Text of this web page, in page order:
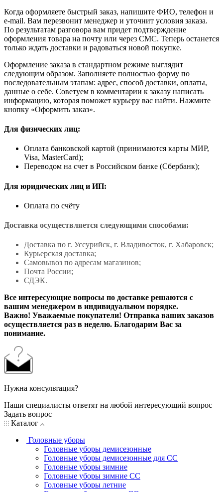
Когда оформляете быстрый заказ, напишите ФИО, телефон и
e-mail. Вам перезвонит менеджер и уточнит условия заказа.
По результатам разговора вам придет подтверждение
оформления товара на почту или через СМС. Теперь останется
только ждать доставки и радоваться новой покупке.
Оформление заказа в стандартном режиме выглядит
следующим образом. Заполняете полностью форму по
последовательным этапам: адрес, способ доставки, оплаты,
данные о себе. Советуем в комментарии к заказу написать
информацию, которая поможет курьеру вас найти. Нажмите
кнопку «Оформить заказ».
Для физических лиц:
Оплата банковской картой (принимаются карты МИР,
Visa, MasterCard);
Переводом на счет в Российском банке (Сбербанк);
Для юридических лиц и ИП:
Оплата по счёту
Доставка осуществляется следующими способами:
Доставка по г. Уссурийск, г. Владивосток, г. Хабаровск;
Курьерская доставка;
Самовывоз по адресам магазинов;
Почта России;
СДЭК.
Все интересующие вопросы по доставке решаются с
вашим менеджером в индивидуальном порядке.
Важно! Уважаемые покупатели! Отправка ваших заказов
осуществляется раз в неделю. Благодарим Вас за
понимание.
Нужна консультация?
Наши специалисты ответят на любой интересующий вопрос
Задать вопрос
Каталог
Головные уборы
Головные уборы демисезонные
Головные уборы демисезонные для СС
Головные уборы зимние
Головные уборы зимние СС
Головные уборы летние